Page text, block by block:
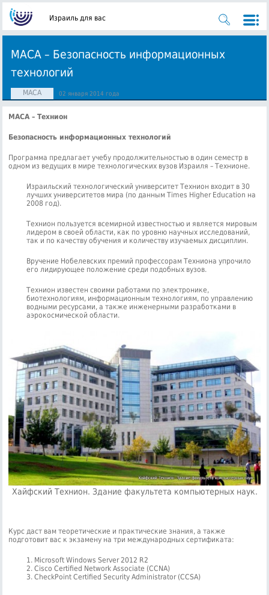
Израиль для вас
МАСА – Безопасность информационных
технологий
МАСА 02 января 2014 года
МАСА – Технион
Безопасность информационных технологий
Программа предлагает учебу продолжительностью в один семестр в
одном из ведущих в мире технологических вузов Израиля – Технионе.
Израильский технологический университет Технион входит в 30
лучших университетов мира (по данным Times Higher Education на
2008 год).
Технион пользуется всемирной известностью и является мировым
лидером в своей области, как по уровню научных исследований,
так и по качеству обучения и количеству изучаемых дисциплин.
Вручение Нобелевских премий профессорам Техниона упрочило
его лидирующее положение среди подобных вузов.
Технион известен своими работами по электронике,
биотехнологиям, информационным технологиям, по управлению
водными ресурсами, а также инженерными разработками в
аэрокосмической области.
Хайфский Технион. Здание факультета компьютерных наук.
Курс даст вам теоретические и практические знания, а также
подготовит вас к экзамену на три международных сертификата:
1. Microsoft Windows Server 2012 R2
2. Cisco Certified Network Associate (CCNA)
3. CheckPoint Certified Security Administrator (CCSA)